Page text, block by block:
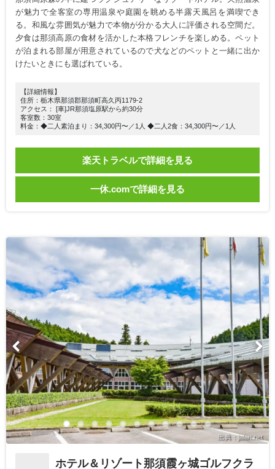
が魅力で全客室の専用温泉や庭園を眺める半露天風呂を満喫でき
る。和風な雰囲気が魅力で本物が分かる大人に評価される空間だ。
夕食は那須高原の食材を活かした本格フレンチを楽しめる。ペット
が泊まれる部屋が用意されているので犬などのペットと一緒に出か
けたいときにも選ばれている。
【詳細情報】
住所：栃木県那須郡那須町高久丙1179-2
アクセス： [車]JR那須塩原駅から約30分
客室数：30室
料金：◆二人素泊まり：34,300円〜／1人 ◆二人2食：34,300円〜／1人
楽天トラベルで詳細を見る
一休.comで詳細を見る
出典：jalan.net
ホテル＆リゾート那須霞ヶ城ゴルフクラ